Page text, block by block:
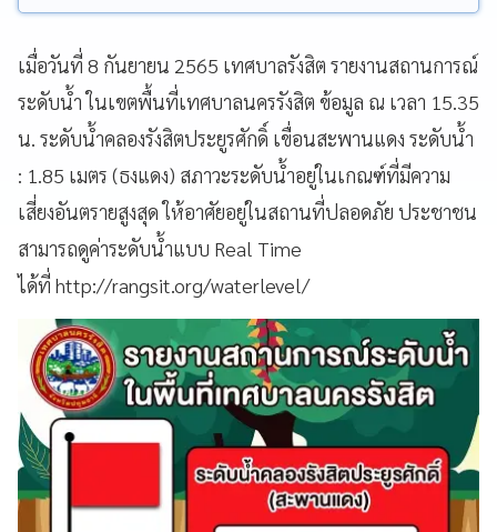
เมื่อวันที่ 8 กันยายน 2565 เทศบาลรังสิต รายงานสถานการณ์
ระดับน้ำ ในเขตพื้นที่เทศบาลนครรังสิต ข้อมูล ณ เวลา 15.35
น. ระดับน้ำคลองรังสิตประยูรศักดิ์ เขื่อนสะพานแดง ระดับน้ำ
: 1.85 เมตร (ธงแดง) สภาวะระดับน้ำอยู่ในเกณฑ์ที่มีความ
เสี่ยงอันตรายสูงสุด ให้อาศัยอยู่ในสถานที่ปลอดภัย ประชาชน
สามารถดูค่าระดับน้ำแบบ Real Time
ได้ที่ http://rangsit.org/waterlevel/